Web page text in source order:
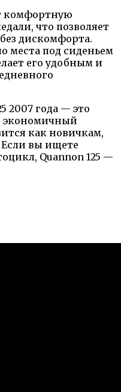
комфортную
что позволяет
дискомфорта.
места под сиденьем
его удобным и
2007 года — это
как новичкам,
вы ищете
Quannon 125 —